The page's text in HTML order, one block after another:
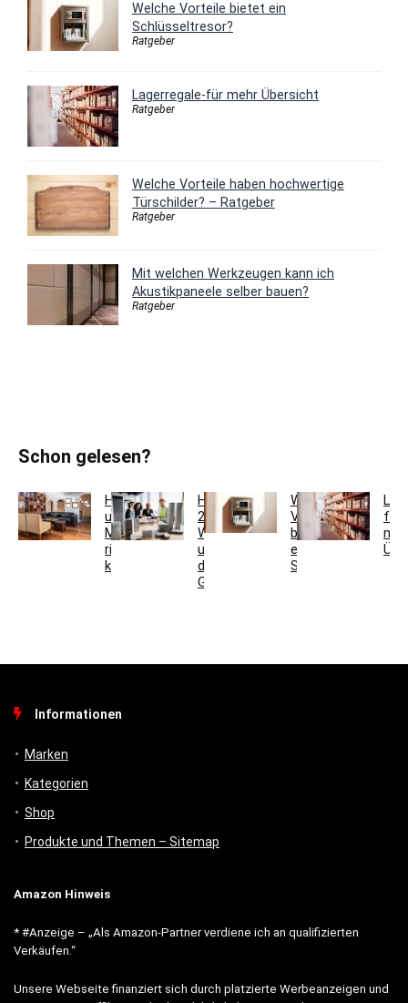
Welche Vorteile bietet ein
Schlüsseltresor?
Ratgeber
Lagerregale-für mehr Übersicht
Ratgeber
Welche Vorteile haben hochwertige
Türschilder? – Ratgeber
Ratgeber
Mit welchen Werkzeugen kann ich
Akustikpaneele selber bauen?
Ratgeber
Schon gelesen?
Holzfarben
und
Möbel
richtig
kombinieren
Hausmeisterservice
2.0:
Werkzeugkoffer
und
digitales
Gebäudemanagement
Welche
Vorteile
bietet
ein
Schlüsseltresor?
für
Informationen
Marken
Kategorien
Shop
Produkte und Themen – Sitemap
Amazon Hinweis
* #Anzeige – „Als Amazon-Partner verdiene ich an qualifizierten
Verkäufen.“
Unsere Webseite finanziert sich durch platzierte Werbeanzeigen und